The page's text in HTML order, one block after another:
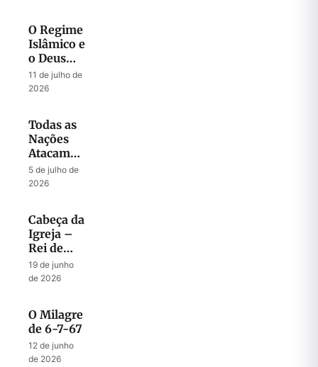
O Regime
Islâmico e
o Deus
que
Liberta
11 de julho de
2026
Todas as
Nações
Atacam
Jerusalém
5 de julho de
2026
Cabeça da
Igreja –
Rei de
Israel
19 de junho
de 2026
O Milagre
de 6-7-67
12 de junho
de 2026